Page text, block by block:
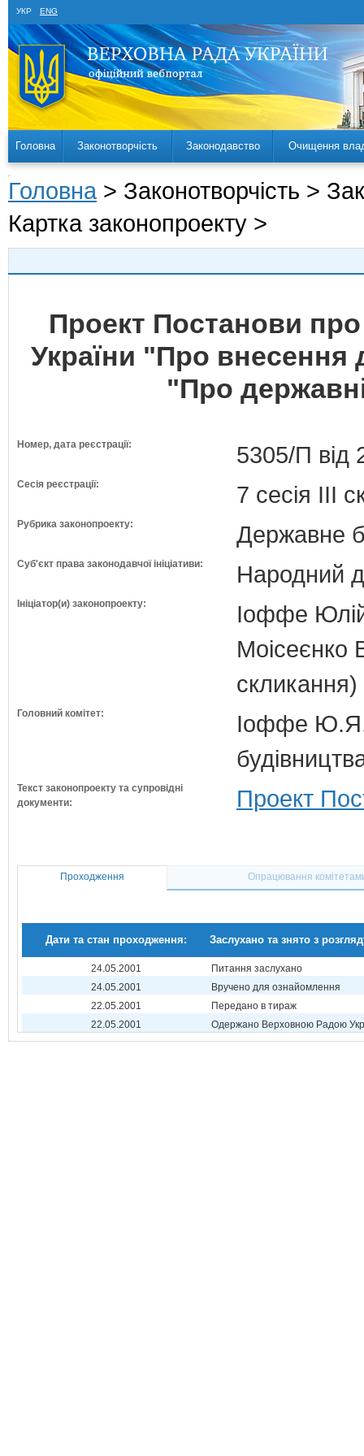
УКР ENG
Головна Законотворчість Законодавство Очищення
Головна > Законотворчість >
Картка законопроекту >
Проект Постанови
України "Про внесення
"Про
Номер, дата реєстрації: 5305/П від
Сесія реєстрації: 7 сесія III
Рубрика законопроекту: Державне
Суб'єкт права законодавчої ініціативи: Народний
Ініціатор(и) законопроекту:
Іоффе
Моісеєнко
скликання)
Головний комітет:
Іоффе Ю.Я.
Текст законопроекту та супровідні
документи:
Проект
Проходження Опрацювання
Дати та стан проходження: Заслухано та знято з
24.05.2001
Питання заслухано
24.05.2001
Вручено для ознайомлення
22.05.2001
Передано в тираж
22.05.2001
Одержано Верховною Радою